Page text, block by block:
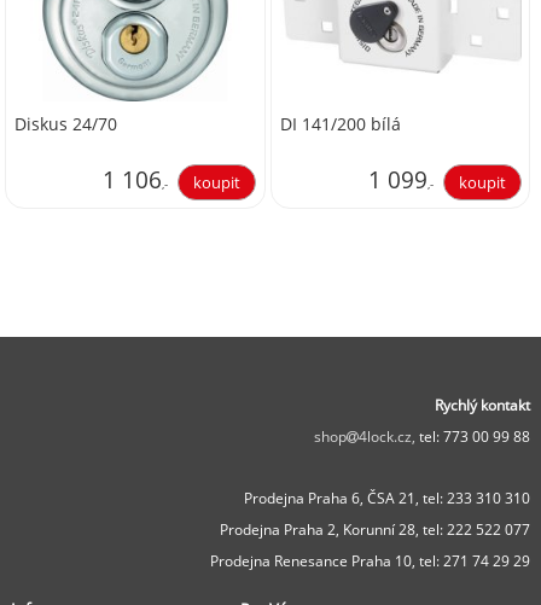
Diskus 24/70
1 106,-
DI 141/200 bílá
1 099,-
Rychlý kontakt
shop
4lock.cz, tel: 773 00 99 88
Prodejna Praha 6, ČSA 21, tel: 233 310 310
Prodejna Praha 2, Korunní 28, tel: 222 522 077
Prodejna Renesance Praha 10, tel: 271 74 29 29